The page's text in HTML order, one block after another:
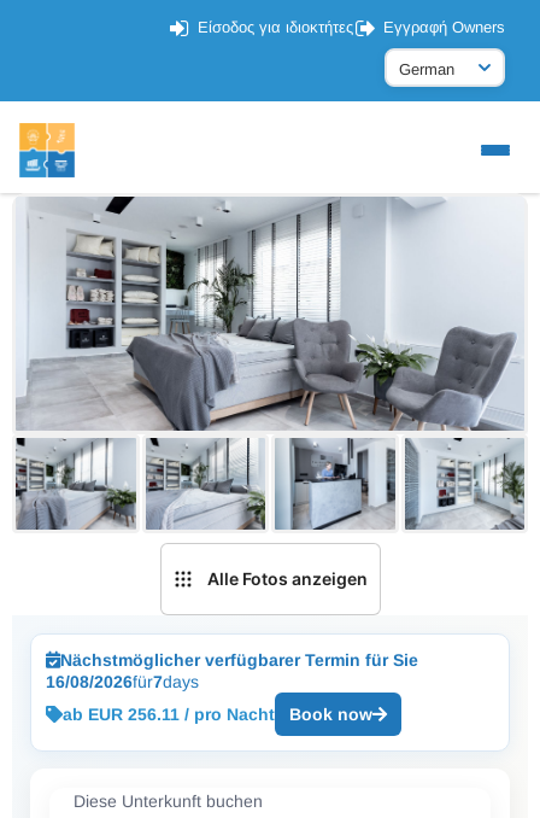
Είσοδος για ιδιοκτήτες Εγγραφή Owners
Alle Fotos anzeigen
Nächstmöglicher verfügbarer Termin für Sie
16/08/2026für7days
ab EUR 256.11 / pro Nacht
Book now
Diese Unterkunft buchen